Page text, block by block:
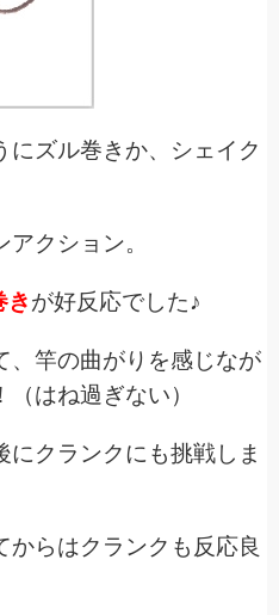
にズル巻きか、シェイク
クション。
きが好反応でした♪
、竿の曲がりを感じなが
はね過ぎない）
にクランクにも挑戦しま
からはクランクも反応良